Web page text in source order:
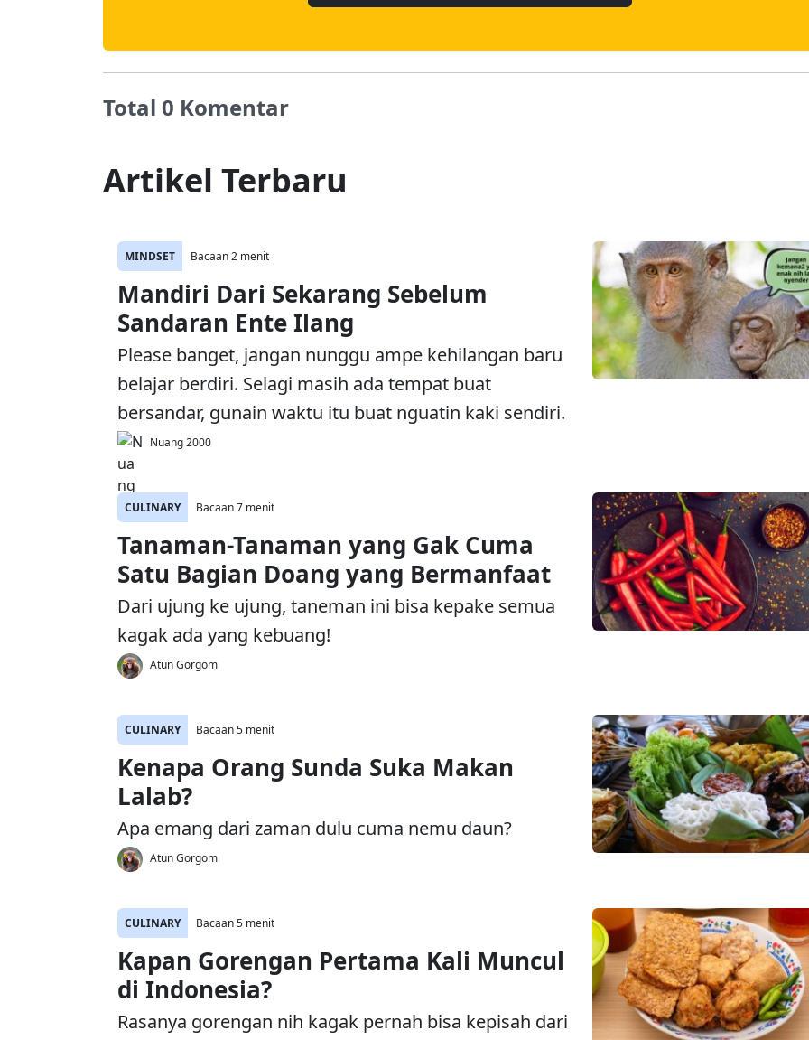
Total 0 Komentar
Artikel Terbaru
MINDSET Bacaan 2 menit
Mandiri Dari Sekarang Sebelum
Sandaran Ente Ilang
Please banget, jangan nunggu ampe kehilangan baru
belajar berdiri. Selagi masih ada tempat buat
bersandar, gunain waktu itu buat nguatin kaki sendiri.
Nuang 2000
CULINARY Bacaan 7 menit
Tanaman-Tanaman yang Gak Cuma
Satu Bagian Doang yang Bermanfaat
Dari ujung ke ujung, taneman ini bisa kepake semua
kagak ada yang kebuang!
Atun Gorgom
CULINARY Bacaan 5 menit
Kenapa Orang Sunda Suka Makan
Lalab?
Apa emang dari zaman dulu cuma nemu daun?
Atun Gorgom
CULINARY Bacaan 5 menit
Kapan Gorengan Pertama Kali Muncul
di Indonesia?
Rasanya gorengan nih kagak pernah bisa kepisah dari